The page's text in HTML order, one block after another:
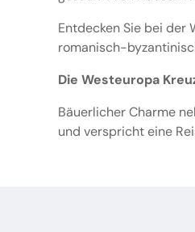
Entdecken Sie bei der
romanisch-
Die Westeuropa
Bäuerlicher Charme
und verspricht eine